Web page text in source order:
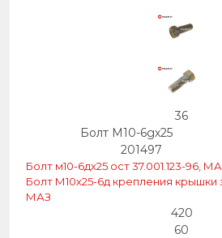
36
Болт М10-6gх25
201497
Болт м10-6дх25 ост 37.001.123-96,
Болт М10х25-6д крепления крышки
МАЗ
420
60